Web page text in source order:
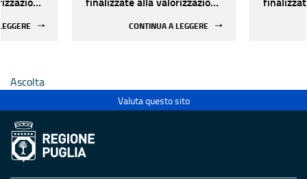
CONTINUA A LEGGERE
Ascolta
Valuta questo sito